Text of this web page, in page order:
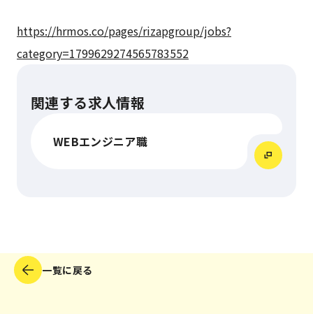
https://hrmos.co/pages/rizapgroup/jobs?
category=1799629274565783552
関連する求人情報
WEBエンジニア職
一覧に戻る